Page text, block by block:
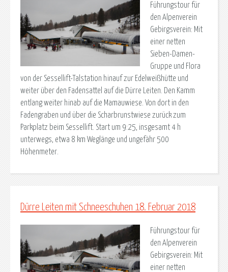
Führungstour für
den Alpenverein
Gebirgsverein: Mit
einer netten
Sieben-Damen-
Gruppe und Flora
von der Sessellift-Talstation hinauf zur Edelweißhütte und
weiter über den Fadensattel auf die Dürre Leiten. Den Kamm
entlang weiter hinab auf die Mamauwiese. Von dort in den
Fadengraben und über die Scharbrunstwiese zurück zum
Parkplatz beim Sessellift. Start um 9:25, insgesamt 4 h
unterwegs, etwa 8 km Weglänge und ungefähr 500
Höhenmeter.
Dürre Leiten mit Schneeschuhen 18. Februar 2018
Führungstour für
den Alpenverein
Gebirgsverein: Mit
einer netten